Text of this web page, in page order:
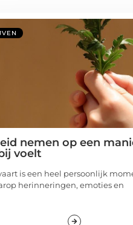
nemen op een
voelt
is een heel persoonlijk
herinneringen, emoties en